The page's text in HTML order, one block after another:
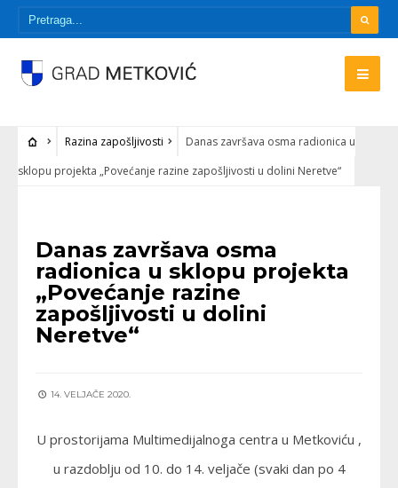
Razina zapošljivosti
Danas završava osma radionica u
sklopu projekta „Povećanje razine zapošljivosti u dolini Neretve“
Danas završava osma
radionica u sklopu projekta
„Povećanje razine
zapošljivosti u dolini
Neretve“
14. VELJAČE 2020.
U prostorijama Multimedijalnoga centra u Metkoviću ,
u razdoblju od 10. do 14. veljače (svaki dan po 4